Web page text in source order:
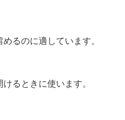
るのに適しています。
るときに使います。